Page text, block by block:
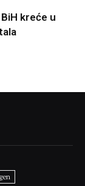
kreće u